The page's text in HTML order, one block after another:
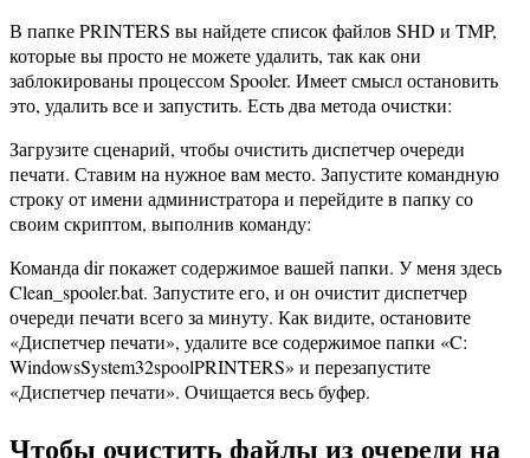
В папке PRINTERS вы найдете список файлов SHD и TMP,
которые вы просто не можете удалить, так как они
заблокированы процессом Spooler. Имеет смысл остановить
это, удалить все и запустить. Есть два метода очистки:
Загрузите сценарий, чтобы очистить диспетчер очереди
печати. Ставим на нужное вам место. Запустите командную
строку от имени администратора и перейдите в папку со
своим скриптом, выполнив команду:
Команда dir покажет содержимое вашей папки. У меня здесь
Clean_spooler.bat. Запустите его, и он очистит диспетчер
очереди печати всего за минуту. Как видите, остановите
«Диспетчер печати», удалите все содержимое папки «C:
WindowsSystem32spoolPRINTERS» и перезапустите
«Диспетчер печати». Очищается весь буфер.
Чтобы очистить файлы из очереди на